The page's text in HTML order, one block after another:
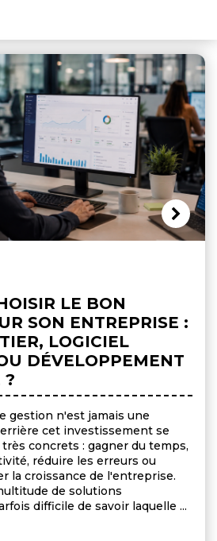
LE BON
SON ENTREPRISE :
LOGICIEL
DÉVELOPPEMENT
?
gestion n'est jamais une
cet investissement se
concrets : gagner du temps,
réduire les erreurs ou
la croissance de l'entreprise.
de solutions
difficile de savoir laquelle ...